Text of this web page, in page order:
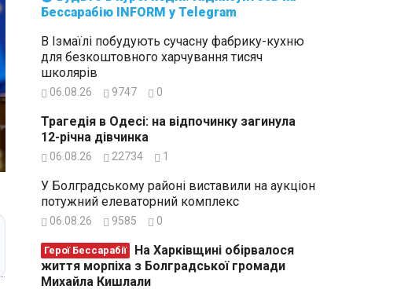
Бессарабію INFORM у Telegram
В Ізмаїлі побудують сучасну фабрику-кухню
для безкоштовного харчування тисяч
школярів
06.08.26 9747 0
Трагедія в Одесі: на відпочинку загинула
12-річна дівчинка
06.08.26 22734 1
У Болградському районі виставили на аукціон
потужний елеваторний комплекс
06.08.26 9585 0
Герої Бессарабії
життя морпіха з Болградської громади
Михайла Кишлали